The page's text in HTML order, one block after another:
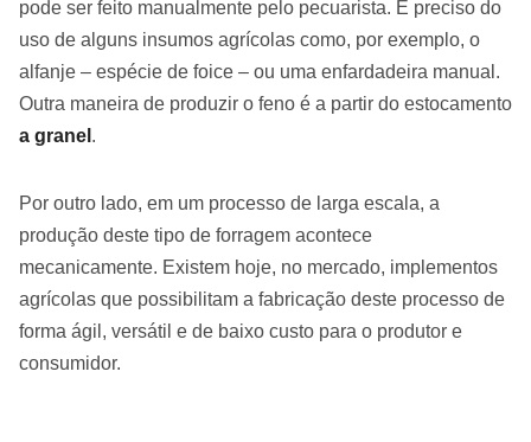
pode ser feito manualmente pelo pecuarista. É preciso do
uso de alguns insumos agrícolas como, por exemplo, o
alfanje – espécie de foice – ou uma enfardadeira manual.
Outra maneira de produzir o feno é a partir do estocamento
a granel .
Por outro lado, em um processo de larga escala, a
produção deste tipo de forragem acontece
mecanicamente. Existem hoje, no mercado, implementos
agrícolas que possibilitam a fabricação deste processo de
forma ágil, versátil e de baixo custo para o produtor e
consumidor.